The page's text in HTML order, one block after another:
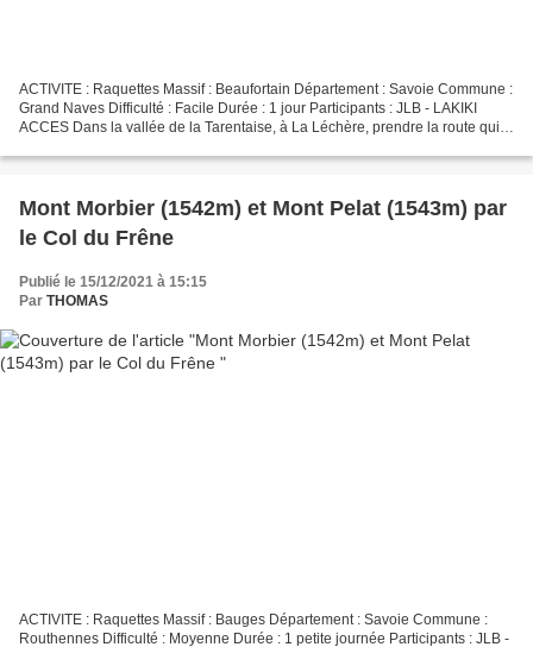
ACTIVITE : Raquettes Massif : Beaufortain Département : Savoie Commune :
Grand Naves Difficulté : Facile Durée : 1 jour Participants : JLB - LAKIKI
ACCES Dans la vallée de la Tarentaise, à La Léchère, prendre la route qui
Mont Morbier (1542m) et Mont Pelat (1543m) par
le Col du Frêne
Publié le 15/12/2021 à 15:15
Par THOMAS
ACTIVITE : Raquettes Massif : Bauges Département : Savoie Commune :
Routhennes Difficulté : Moyenne Durée : 1 petite journée Participants : JLB -